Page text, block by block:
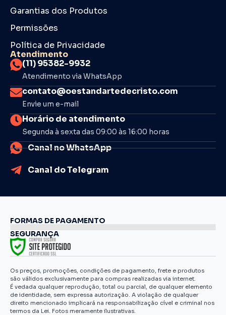
Garantias dos Produtos
Permissões
Política de Privacidade
Atendimento
(11) 95382-9932
Atendimento via WhatsApp
contato@oestandartedecristo.com
Envie um e-mail
Horário de atendimento
Segunda à sexta das 09:00 às 16:00 horas
Canal no WhatsApp
Canal do Telegram
FORMAS DE PAGAMENTO
SEGURANÇA
Os preços, promoções, condições de pagamento, frete e produtos
são válidos exclusivamente para compras realizadas via internet.
É vedada qualquer reprodução, total ou parcial, de qualquer elemento
de identidade, sem expressa autorização. A violação de qualquer
direito mencionado implicará na responsabilização cível e criminal nos
termos da Lei. Fotos meramente ilustrativas.